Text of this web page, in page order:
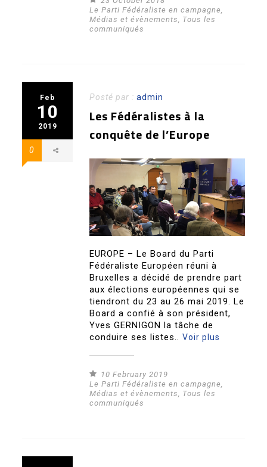
Le Parti Fédéraliste en campagne
Médias et évènements
Tous les
communiqués
Feb
10
2019
0
Posté par :admin
Les Fédéralistes à la
conquête de l’Europe
EUROPE – Le Board du Parti
Fédéraliste Européen réuni à
Bruxelles a décidé de prendre part
aux élections européennes qui se
tiendront du 23 au 26 mai 2019. Le
Board a confié à son président,
Yves GERNIGON la tâche de
conduire ses listes..Voir plus
10 February 2019
Le Parti Fédéraliste en campagne
Médias et évènements
Tous les
communiqués